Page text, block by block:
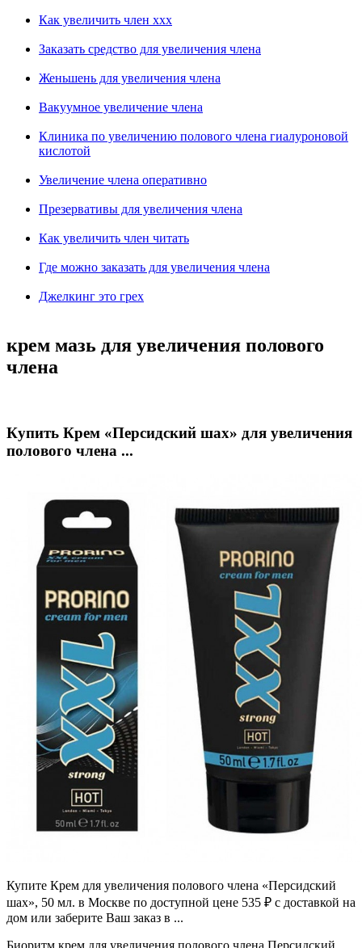
Как увеличить член ххх
Заказать средство для увеличения члена
Женьшень для увеличения члена
Вакуумное увеличение члена
Клиника по увеличению полового члена гиалуроновой
кислотой
Увеличение члена оперативно
Презервативы для увеличения члена
Как увеличить член читать
Где можно заказать для увеличения члена
Джелкинг это грех
крем мазь для увеличения полового
члена
Купить Крем «Персидский шах» для увеличения
полового члена ...
Купите Крем для увеличения полового члена «Персидский
шах», 50 мл. в Москве по доступной цене 535 ₽ с доставкой на
дом или заберите Ваш заказ в ...